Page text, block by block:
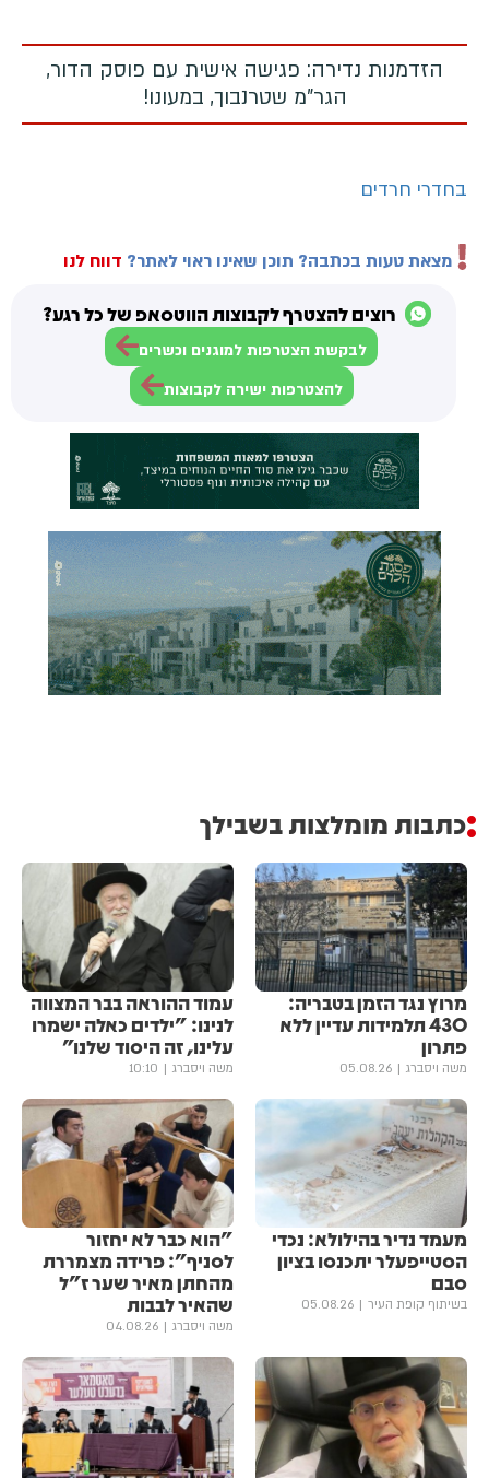
הזדמנות נדירה: פגישה אישית עם פוסק הדור,
הגר"מ שטרנבוך, במעונו!
בחדרי חרדים
מצאת טעות בכתבה? תוכן שאינו ראוי לאתר? דווח לנו
רוצים להצטרף לקבוצות הווטסאפ של כל רגע?
לבקשת הצטרפות למוגנים וכשרים
להצטרפות ישירה לקבוצות
כתבות מומלצות בשבילך
מרוץ נגד הזמן בטבריה:
430 תלמידות עדיין ללא
פתרון
משה ויסברג 05.08.26
עמוד ההוראה בבר המצווה
לנינו: "ילדים כאלה ישמרו
עלינו, זה היסוד שלנו"
משה ויסברג 10:10
מעמד נדיר בהילולא: נכדי
הסטייפעלר יתכנסו בציון
סבם
בשיתוף קופת העיר 05.08.26
"הוא כבר לא יחזור
לסניף": פרידה מצמררת
מהחתן מאיר שער ז"ל
שהאיר לבבות
משה ויסברג 04.08.26